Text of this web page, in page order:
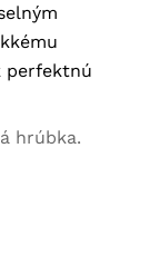
perfektnú
hrúbka.